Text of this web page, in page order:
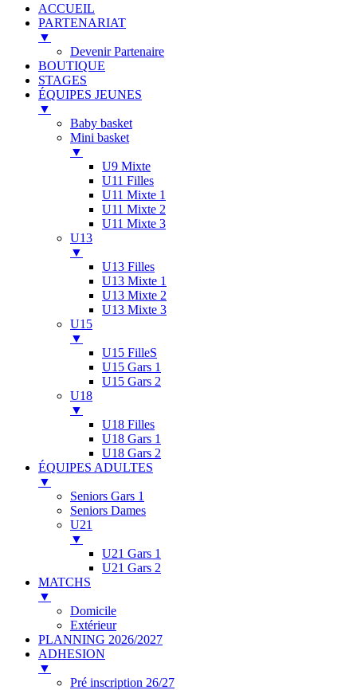
ACCUEIL
PARTENARIAT
▼
Devenir Partenaire
BOUTIQUE
STAGES
ÉQUIPES JEUNES
▼
Baby basket
Mini basket
▼
U9 Mixte
U11 Filles
U11 Mixte 1
U11 Mixte 2
U11 Mixte 3
U13
▼
U13 Filles
U13 Mixte 1
U13 Mixte 2
U13 Mixte 3
U15
▼
U15 FilleS
U15 Gars 1
U15 Gars 2
U18
▼
U18 Filles
U18 Gars 1
U18 Gars 2
ÉQUIPES ADULTES
▼
Seniors Gars 1
Seniors Dames
U21
▼
U21 Gars 1
U21 Gars 2
MATCHS
▼
Domicile
Extérieur
PLANNING 2026/2027
ADHESION
▼
Pré inscription 26/27